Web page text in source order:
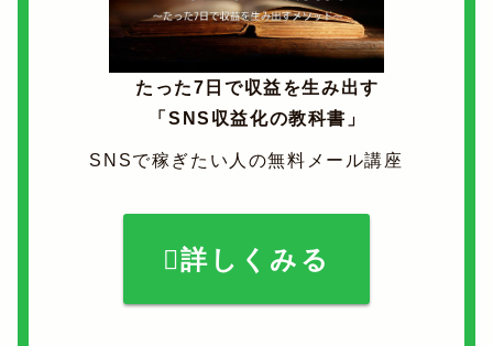
たった7日で収益を生み出す
「SNS収益化の教科書」
SNSで稼ぎたい人の無料メール講座
詳しくみる